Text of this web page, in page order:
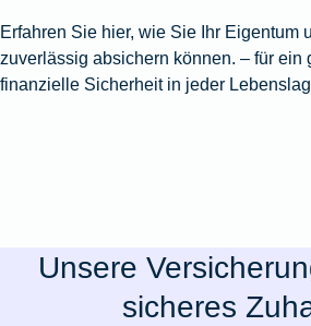
Erfahren Sie hier, wie Sie Ihr Eigentum
zuverlässig absichern können. – für ein
finanzielle Sicherheit in jeder
Unsere
sicheres